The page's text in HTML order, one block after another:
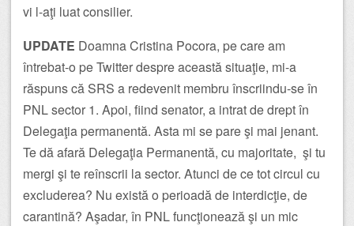
vi l-aţi luat consilier.
UPDATE Doamna Cristina Pocora, pe care am
întrebat-o pe Twitter despre această situaţie, mi-a
răspuns că SRS a redevenit membru înscriindu-se în
PNL sector 1. Apoi, fiind senator, a intrat de drept în
Delegaţia permanentă. Asta mi se pare şi mai jenant.
Te dă afară Delegaţia Permanentă, cu majoritate, şi tu
mergi şi te reînscrii la sector. Atunci de ce tot circul cu
excluderea? Nu există o perioadă de interdicţie, de
carantină? Aşadar, în PNL funcţionează şi un mic